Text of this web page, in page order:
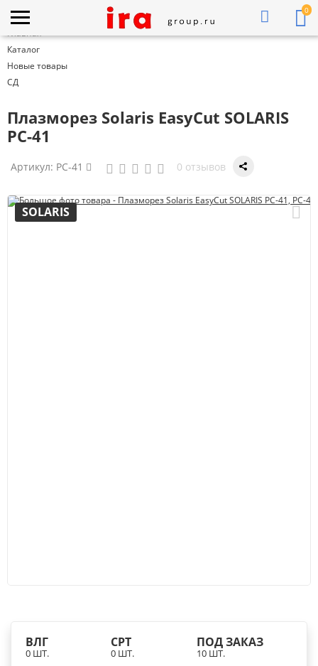
0
Главная
Каталог
Новые товары
СД
Плазморез Solaris EasyCut SOLARIS
PC-41
Артикул: PC-41 0 отзывов
SOLARIS
ВЛГ
0 ШТ.
СРТ
0 ШТ.
ПОД ЗАКАЗ
10 ШТ.